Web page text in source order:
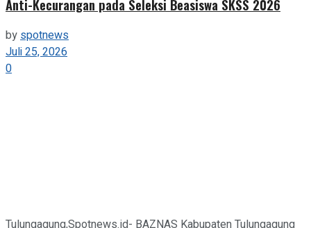
Anti-Kecurangan pada Seleksi Beasiswa SKSS 2026
byspotnews
Juli 25, 2026
0
Tulungagung,Spotnews.id- BAZNAS Kabupaten Tulungagung